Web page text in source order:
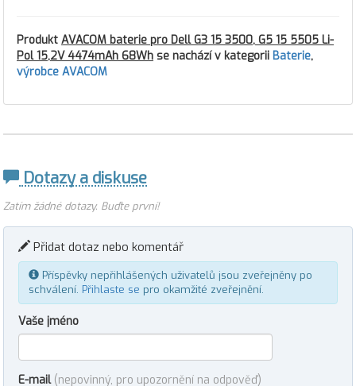
Produkt AVACOM baterie pro Dell G3 15 3500, G5 15 5505 Li-
Pol 15,2V 4474mAh 68Wh se nachází v kategorii Baterie,
výrobce AVACOM
Dotazy a diskuse
Zatím žádné dotazy. Buďte první!
Přidat dotaz nebo komentář
Příspěvky nepřihlášených uživatelů jsou zveřejněny po
schválení. Přihlaste se pro okamžité zveřejnění.
Vaše jméno
E-mail (nepovinný, pro upozornění na odpověď)